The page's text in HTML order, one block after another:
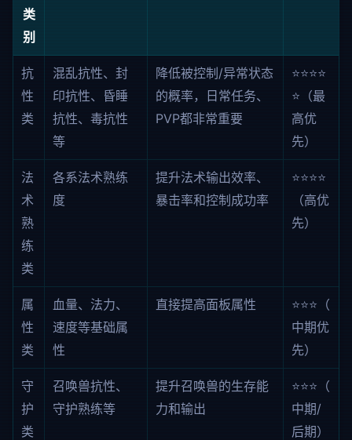
类
别
抗
性
类
混乱抗性、封
印抗性、昏睡
抗性、毒抗性
等
降低被控制/异常状态
的概率，日常任务、
PVP都非常重要
⭐⭐⭐⭐
⭐（最
高优
先）
法
术
熟
练
类
各系法术熟练
度
提升法术输出效率、
暴击率和控制成功率
⭐⭐⭐⭐
（高优
先）
属
性
类
血量、法力、
速度等基础属
性
直接提高面板属性
⭐⭐⭐（
中期优
先）
守
护
类
召唤兽抗性、
守护熟练等
提升召唤兽的生存能
力和输出
⭐⭐⭐（
中期/
后期）